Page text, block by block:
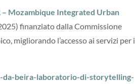
– Mozambique Integrated Urban
finanziato dalla Commissione
migliorando l’accesso ai servizi per i
beira-laboratorio-di-storytelling-